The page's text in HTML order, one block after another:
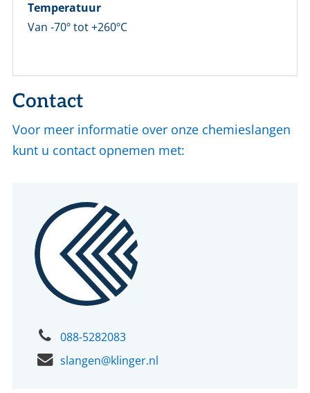
Temperatuur
Van -70º tot +260ºC
Contact
Voor meer informatie over onze chemieslangen
kunt u contact opnemen met:
088-5282083
slangen@klinger.nl